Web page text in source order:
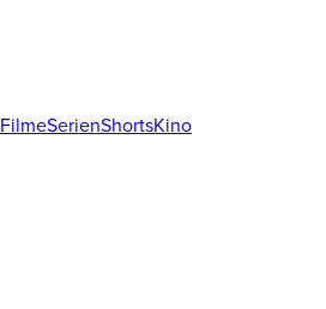
FilmeSerienShortsKino